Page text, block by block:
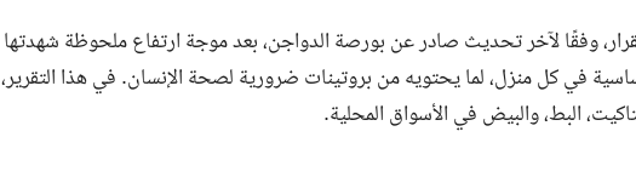
وفقًا لآخر تحديث صادر عن بورصة الدواجن، بعد موجة ارتفاع ملحوظة شهدتها
في كل منزل، لما يحتويه من بروتينات ضرورية لصحة الإنسان. في هذا التقرير،
البط، والبيض في الأسواق المحلية.